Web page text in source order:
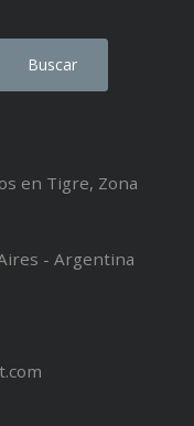
en Tigre, Zona
- Argentina